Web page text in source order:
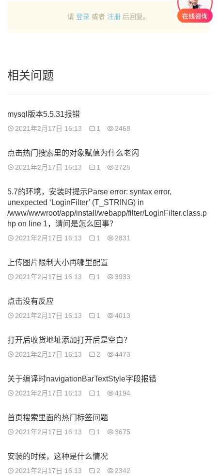
请 登录 或者 注册 后回复。
相关问题
mysql版本5.5.31报错
2021年2月17日 16:13 1 2468
点击热门搜索里的对象赋值为什么老闪
2021年2月17日 16:13 1 2725
5.7的环境，安装时提示Parse error: syntax error,
unexpected ‘LoginFilter’ (T_STRING) in
/www/wwwroot/app/install/webapp/filter/LoginFilter.class.p
hp on line 1，请问是怎么回事？
2021年2月17日 16:13 1 2831
上传图片限制大小再哪里配置
2021年2月17日 16:13 1 3933
点击没有反应
2021年2月17日 16:13 1 4013
打开后收货地址添加打开后是空白？
2021年2月17日 16:13 2 4473
关于编译时navigationBarTextStyle字段报错
2021年2月17日 16:13 1 4194
首页搜索里面的热门标签问题
2021年2月17日 16:13 1 3675
安装的时候，这种是什么情况
2021年2月17日 16:13 2 2342